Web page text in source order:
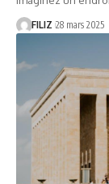
FILIZ 28 mars 2025